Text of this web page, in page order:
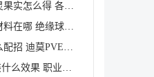
洛克王国世界形态精灵果实怎么得 各形态精灵果实获取
洛克王国世界绝缘球材料在哪 绝缘球材料收集线路攻略
洛克王国世界迪莫怎么配招 迪莫PVE与PVP配招推荐
魔兽世界12.0职业套装什么效果 职业套装一览